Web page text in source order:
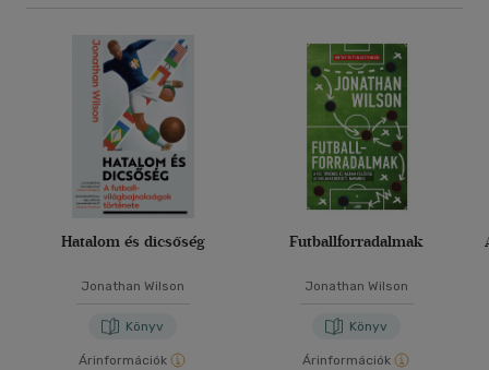
Hatalom és dicsőség
Jonathan Wilson
Könyv
Árinformációk
Futballforradalmak
Jonathan Wilson
Könyv
Árinformációk